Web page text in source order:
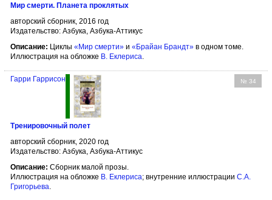
Мир смерти. Планета проклятых
авторский сборник, 2016 год
Издательство: Азбука, Азбука-Аттикус
Описание: Циклы «Мир смерти» и «Брайан Брандт» в одном томе.
Иллюстрация на обложке В. Еклериса.
№ 34
Гарри Гаррисон
Тренировочный полет
авторский сборник, 2020 год
Издательство: Азбука, Азбука-Аттикус
Описание: Сборник малой прозы.
Иллюстрация на обложке В. Еклериса; внутренние иллюстрации С.А.
Григорьева